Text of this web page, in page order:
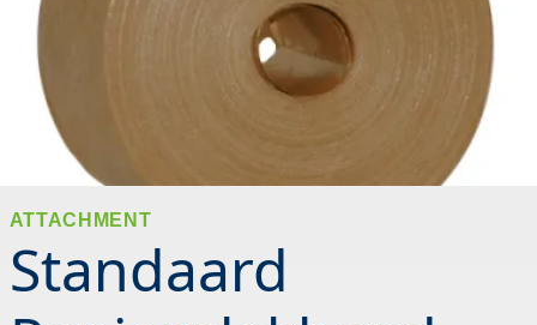
ATTACHMENT
Standaard